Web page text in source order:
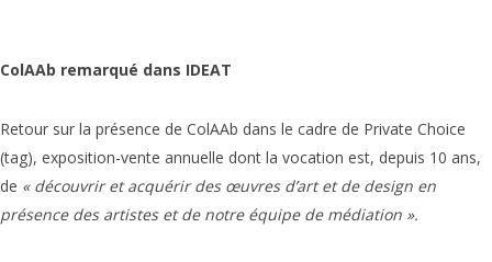
ColAAb remarqué dans IDEAT
Retour sur la présence de ColAAb dans le cadre de Private Choice
(tag), exposition-vente annuelle dont la vocation est, depuis 10 ans,
de « découvrir et acquérir des œuvres d’art et de design en
présence des artistes et de notre équipe de médiation ».